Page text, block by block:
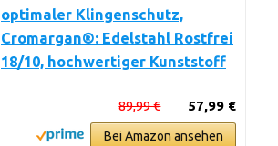
optimaler Klingenschutz,
Cromargan®: Edelstahl Rostfrei
18/10, hochwertiger Kunststoff
57,99 €
89,99 €
Bei Amazon ansehen